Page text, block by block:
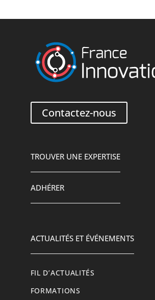
Contactez-nous
TROUVER UNE EXPERTISE
ADHÉRER
ACTUALITÉS ET ÉVÉNEMENTS
FIL D’ACTUALITÉS
FORMATIONS